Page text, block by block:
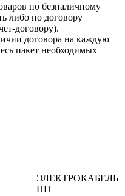
по безналичному
либо по договору
договору).
договора на каждую
пакет необходимых
ЭЛЕКТРОКАБЕЛЬ
НН